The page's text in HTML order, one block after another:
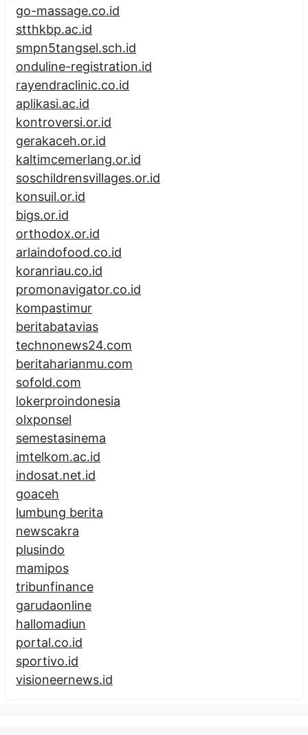
go-massage.co.id
stthkbp.ac.id
smpn5tangsel.sch.id
onduline-registration.id
rayendraclinic.co.id
aplikasi.ac.id
kontroversi.or.id
gerakaceh.or.id
kaltimcemerlang.or.id
soschildrensvillages.or.id
konsuil.or.id
bigs.or.id
orthodox.or.id
arlaindofood.co.id
koranriau.co.id
promonavigator.co.id
kompastimur
beritabatavias
technonews24.com
beritaharianmu.com
sofold.com
lokerproindonesia
olxponsel
semestasinema
imtelkom.ac.id
indosat.net.id
goaceh
lumbung berita
newscakra
plusindo
mamipos
tribunfinance
garudaonline
hallomadiun
portal.co.id
sportivo.id
visioneernews.id